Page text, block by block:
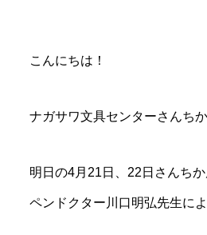
こんにちは！
ナガサワ文具センターさんち
明日の4月21日、22日さんちか
ペンドクター川口明弘先生に